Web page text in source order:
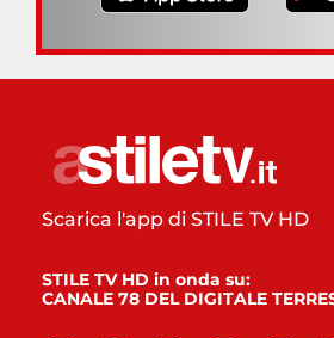
Scarica l'app di STILE TV HD
STILE TV HD in onda su:
CANALE 78 DEL DIGITALE